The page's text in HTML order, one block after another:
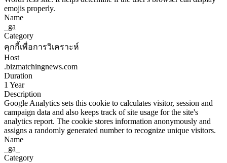
emojis properly.
Name
_ga
Category
คุกกี้เพื่อการวิเคราะห์
Host
.bizmatchingnews.com
Duration
1 Year
Description
Google Analytics sets this cookie to calculates visitor, session and
campaign data and also keeps track of site usage for the site's
analytics report. The cookie stores information anonymously and
assigns a randomly generated number to recognize unique visitors.
Name
_ga_
Category